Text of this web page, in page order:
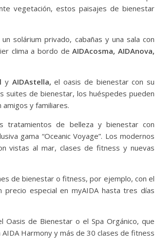
vegetación, estos paisajes de bienestar
solárium privado, cabañas y una sala con
clima a bordo deAIDAcosma, AIDAnova,
y AIDAstella, el oasis de bienestar con su
suites de bienestar, los huéspedes pueden
y familiares.
tratamientos de belleza y bienestar con
gama “Oceanic Voyage”. Los modernos
vistas al mar, clases de fitness y nuevas
de bienestar o fitness, por ejemplo, con el
precio especial en myAIDA hasta tres días
de Bienestar o el Spa Orgánico, que
Harmony y más de 30 clases de fitness